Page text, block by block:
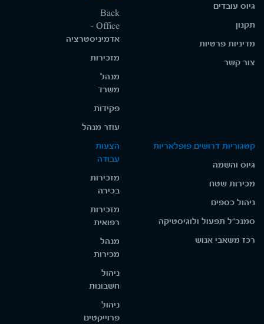
גיוס עובדים
תקנון
מדיניות פרטיות
צור קשר
Back
Office -
אדמיניסטרציה
מזכירות
מנהל
משרד
פקידות
עוזר מנהל
קטגוריות דרושים פופלאריות
גיוס והשמה
מכירות שטח
ניהול כספים
סמנכ"ל תפעול ולוגיסטיקה
רכז משאבי אנוש
הצעות
עבודה
מזכירות
בכירה
מזכירות
רפואית
מנהל
מכירות
ניהול
חשבונות
ניהול
פרוייקטים